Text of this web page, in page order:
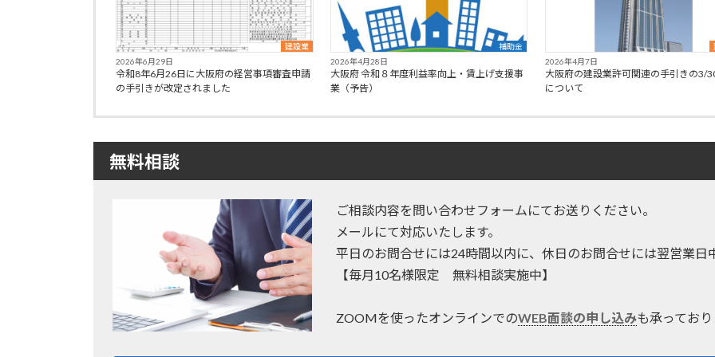
建設業
2026年6月29日
令和8年6月26日に大阪府の経営事項審査申請
の手引きが改定されました
補助金
2026年4月28日
大阪府 令和８年度利益率向上・賃上げ支援事
業（予告）
2026年4月7日
大阪府の建設業許可関連の手引きの3/
について
無料相談
ご相談内容を問い合わせフォームにてお送りください。
メールにて対応いたします。
平日のお問合せには24時間以内に、休日のお問合せには翌営業日
【毎月10名様限定 無料相談実施中】
ZOOMを使ったオンラインでのWEB面談の申し込みも承ってお